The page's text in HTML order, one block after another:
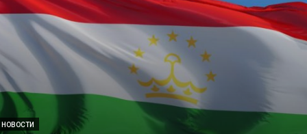
НОВОСТИ